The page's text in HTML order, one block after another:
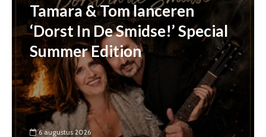
Tamara & Tom lanceren
‘Dorst In De Smidse!’ Special
Summer Edition
6 augustus 2026